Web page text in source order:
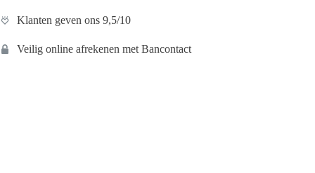
Klanten geven ons 9,5/10
Veilig online afrekenen met Bancontact